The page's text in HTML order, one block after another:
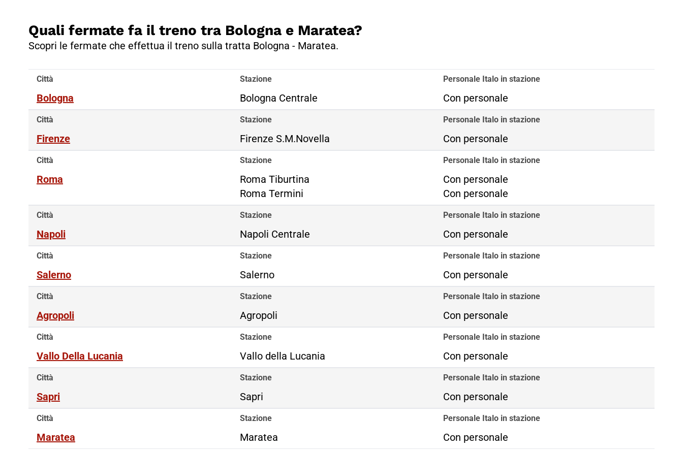
Quali fermate fa il treno tra Bologna e Maratea?
Scopri le fermate che effettua il treno sulla tratta Bologna - Maratea.
Città
Bologna
Stazione
Bologna Centrale
Personale Italo in stazione
Con personale
Città
Firenze
Stazione
Firenze S.M.Novella
Personale Italo in stazione
Con personale
Città
Roma
Stazione
Roma Tiburtina
Roma Termini
Personale Italo in stazione
Roma Tiburtina
Con personale
Roma Termini
Con personale
Città
Napoli
Stazione
Napoli Centrale
Personale Italo in stazione
Con personale
Città
Salerno
Stazione
Salerno
Personale Italo in stazione
Con personale
Città
Agropoli
Stazione
Agropoli
Personale Italo in stazione
Con personale
Città
Vallo Della Lucania
Stazione
Vallo della Lucania
Personale Italo in stazione
Con personale
Città
Sapri
Stazione
Sapri
Personale Italo in stazione
Con personale
Città
Maratea
Stazione
Maratea
Personale Italo in stazione
Con personale